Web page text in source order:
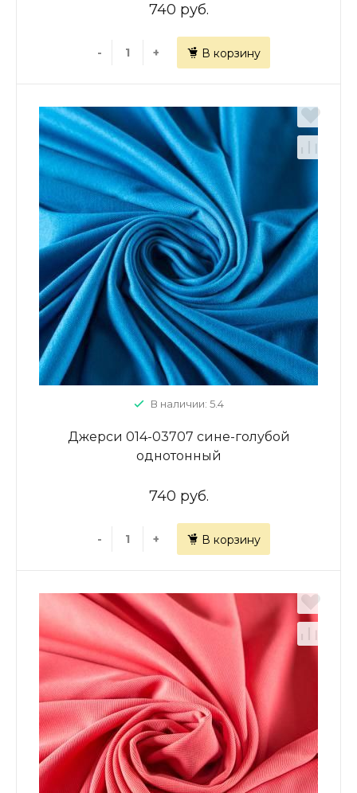
740 руб.
- + В корзину
В наличии: 5.4
Джерси 014-03707 сине-голубой
однотонный
740 руб.
- + В корзину